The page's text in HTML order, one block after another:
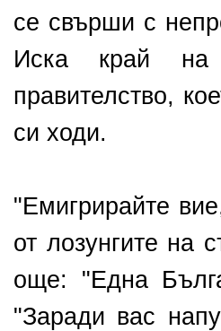
се свърши с
Иска край на
правителство,
си ходи.
"Емигрирайте
от лозунгите на
още: "Една
"Заради вас